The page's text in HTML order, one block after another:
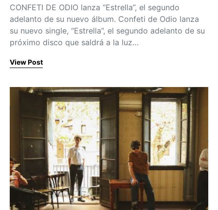
CONFETI DE ODIO lanza “Estrella”, el segundo
adelanto de su nuevo álbum. Confeti de Odio lanza
su nuevo single, “Estrella”, el segundo adelanto de su
próximo disco que saldrá a la luz…
View Post